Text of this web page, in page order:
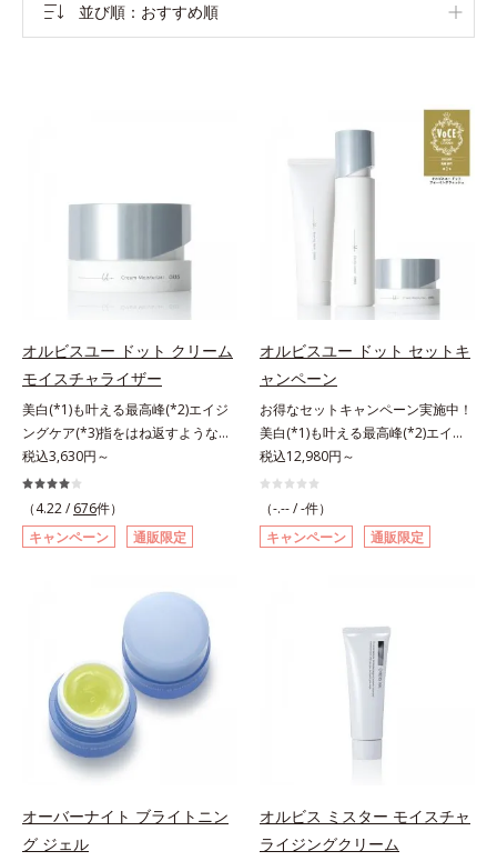
並び順 おすすめ順
オルビスユー ドット クリーム
モイスチャライザー
美白(*1)も叶える最高峰(*2)エイジ
ングケア(*3)指をはね返すような弾
力感が宿るハリ感 濃密フィットク
リーム。ハリも透明感(*4)も結果主
義。年齢サイン(*5)の因子に着目し
た肌科学エイジングケア(*3)シリー
ズ。オルビスユー ドットシリーズ
処するのではなく、肌で起きている
ことの根本原因に着目。加齢ととも
に現れる年齢サインについて研究を
進めたところ、弾力感のない状態で
ある「ハリのなさ」や、くすみ(*6)
などが現れている状態である「透明
感のなさ」が、大人の肌印象に大き
な影響を与えていることがわかりま
した。そこでオルビスユー ドット
シリーズは美容成分(*7)として
「G.D.F.アクティベーター(*8)」を
配合。そして、従来から配合してい
税込3,630円～
（4.22 / 676件）
キャンペーン
通販限定
オルビスユー ドット セットキ
ャンペーン
お得なセットキャンペーン実施中！
美白(*1)も叶える最高峰(*2)エイジ
ングケア(*3)。ハリも透明感(*4)も
結果主義。年齢サイン(*5)の因子に
着目した肌科学エイジングケア(*3)
シリーズ。オルビスユー ドットシ
リーズは、年齢による肌悩み一つ一
いて研究を進めたところ、弾力感の
ない状態である「ハリのなさ」や、
くすみ(*6)などが現れている状態で
ある「透明感のなさ」が現れること
で大人の肌印象に大きな影響を与え
ていることが分かりました。そこで
容成分(*7)として「G.D.F.アクティ
ベーター(*8)」を配合。そして、従
来から配合している美白有効成分
税込12,980円～
（-.-- / -件）
キャンペーン
通販限定
オーバーナイト ブライトニン
グ ジェル
オルビス ミスター モイスチャ
ライジングクリーム